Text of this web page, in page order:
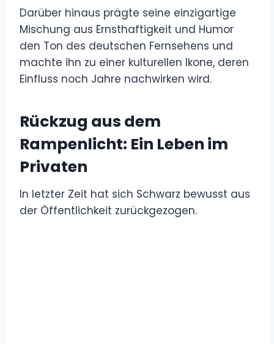
Darüber hinaus prägte seine einzigartige
Mischung aus Ernsthaftigkeit und Humor
den Ton des deutschen Fernsehens und
machte ihn zu einer kulturellen Ikone, deren
Einfluss noch Jahre nachwirken wird.
Rückzug aus dem
Rampenlicht: Ein Leben im
Privaten
In letzter Zeit hat sich Schwarz bewusst aus
der Öffentlichkeit zurückgezogen.